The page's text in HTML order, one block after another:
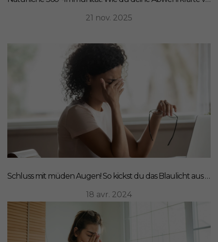
21 nov. 2025
Schluss mit müden Augen! So kickst du das Blaulicht aus deinem Leben
18 avr. 2024